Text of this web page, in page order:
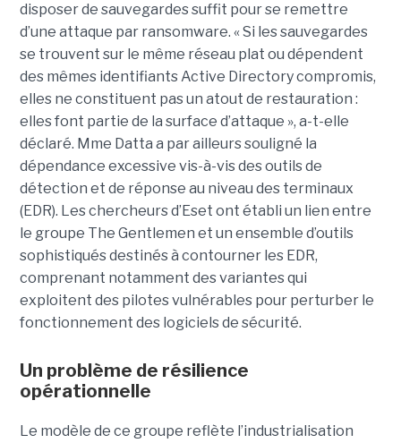
disposer de sauvegardes suffit pour se remettre
d’une attaque par ransomware. « Si les sauvegardes
se trouvent sur le même réseau plat ou dépendent
des mêmes identifiants Active Directory compromis,
elles ne constituent pas un atout de restauration :
elles font partie de la surface d’attaque », a-t-elle
déclaré. Mme Datta a par ailleurs souligné la
dépendance excessive vis-à-vis des outils de
détection et de réponse au niveau des terminaux
(EDR). Les chercheurs d’Eset ont établi un lien entre
le groupe The Gentlemen et un ensemble d’outils
sophistiqués destinés à contourner les EDR,
comprenant notamment des variantes qui
exploitent des pilotes vulnérables pour perturber le
fonctionnement des logiciels de sécurité.
Un problème de résilience
opérationnelle
Le modèle de ce groupe reflète l’industrialisation